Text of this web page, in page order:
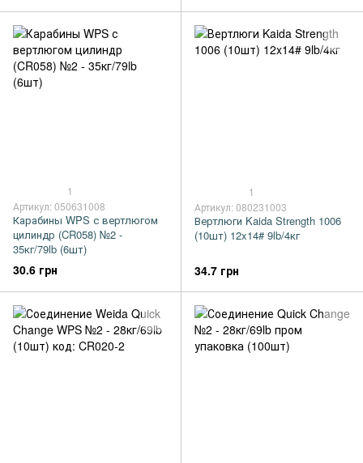
1
Артикул: 050631008
Карабины WPS с вертлюгом
цилиндр (CR058) №2 -
35кг/79lb (6шт)
30.6 грн
1
Артикул: 080231003
Вертлюги Kaida Strength 1006
(10шт) 12x14# 9lb/4кг
34.7 грн